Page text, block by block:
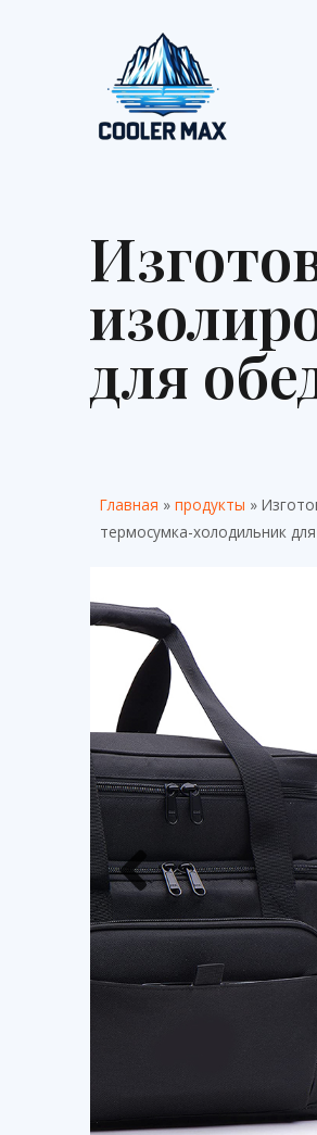
для
Главная » продукты »
термосумка-холодильник